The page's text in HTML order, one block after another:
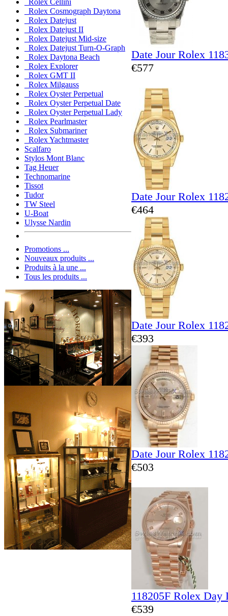
Rolex Cellini
Rolex Cosmograph Daytona
Rolex Datejust
Rolex Datejust II
Rolex Datejust Mid-size
Rolex Datejust Turn-O-Graph
Rolex Daytona Beach
Rolex Explorer
Rolex GMT II
Rolex Milgauss
Rolex Oyster Perpetual
Rolex Oyster Perpetual Date
Rolex Oyster Perpetual Lady
Rolex Pearlmaster
Rolex Submariner
Rolex Yachtmaster
Scalfaro
Stylos Mont Blanc
Tag Heuer
Technomarine
Tissot
Tudor
TW Steel
U-Boat
Ulysse Nardin
Promotions ...
Nouveaux produits ...
Produits à la une ...
Tous les produits ...
Date Jour Rolex
€577
Date Jour Rolex
€464
Date Jour Rolex
€393
Date Jour Rolex
€503
118205F Rolex Day
€539